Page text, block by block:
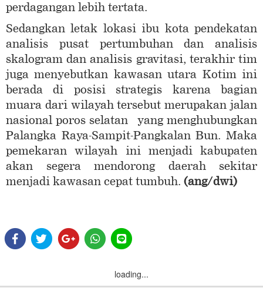
perdagangan lebih tertata.
Sedangkan letak lokasi ibu kota pendekatan
analisis pusat pertumbuhan dan analisis
skalogram dan analisis gravitasi, terakhir tim
juga menyebutkan kawasan utara Kotim ini
berada di posisi strategis karena bagian
muara dari wilayah tersebut merupakan jalan
nasional poros selatan yang menghubungkan
Palangka Raya-Sampit-Pangkalan Bun. Maka
pemekaran wilayah ini menjadi kabupaten
akan segera mendorong daerah sekitar
menjadi kawasan cepat tumbuh. (ang/dwi)
loading...